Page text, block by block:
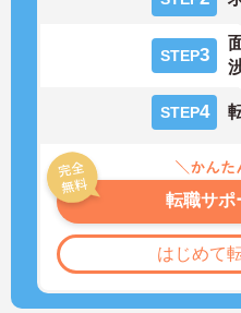
STEP3
STEP4
転職サポ
はじめて